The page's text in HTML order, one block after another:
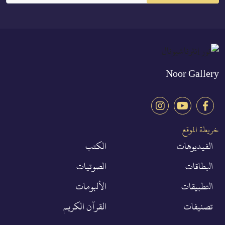
Noor Gallery
خريطة الموقع
الفيديوهات
الكتب
البطاقات
الصوتيات
التطبيقات
الألبومات
تصنيفات
القرآن الكريم